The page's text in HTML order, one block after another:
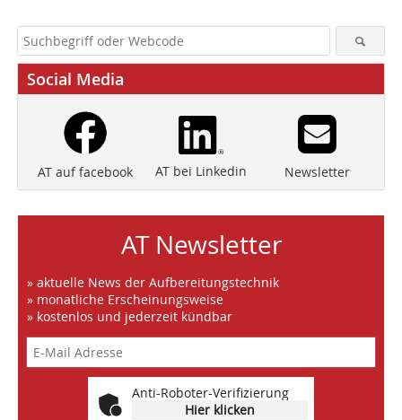
Social Media
AT auf facebook AT bei Linkedin Newsletter
AT Newsletter
» aktuelle News der Aufbereitungstechnik
» monatliche Erscheinungsweise
» kostenlos und jederzeit kündbar
Anti-Roboter-Verifizierung
Hier klicken